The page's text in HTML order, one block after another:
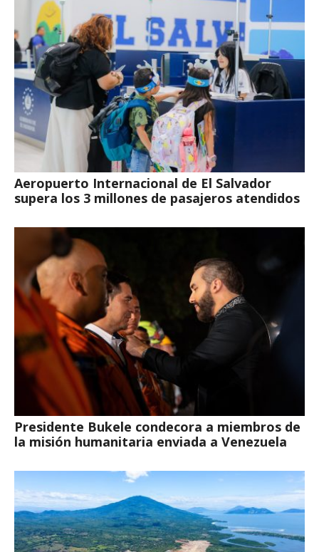
Aeropuerto Internacional de El Salvador
supera los 3 millones de pasajeros atendidos
Presidente Bukele condecora a miembros de
la misión humanitaria enviada a Venezuela